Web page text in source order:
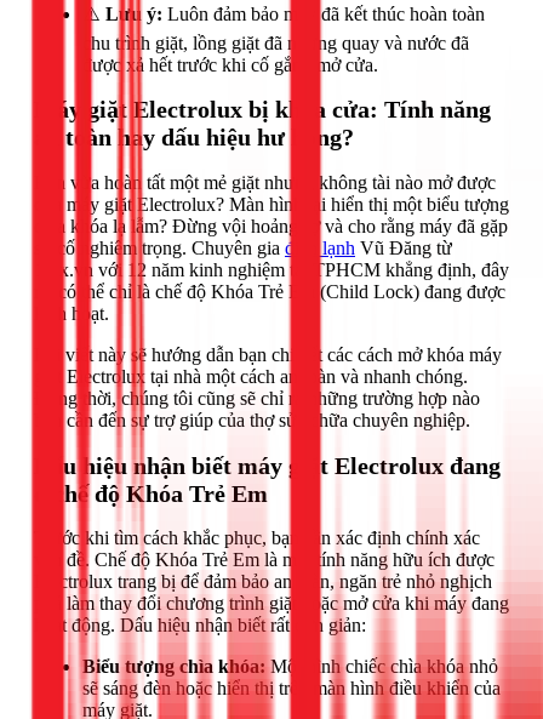
⚠️ Lưu ý: Luôn đảm bảo máy đã kết thúc hoàn toàn
chu trình giặt, lồng giặt đã ngừng quay và nước đã
được xả hết trước khi cố gắng mở cửa.
Máy giặt Electrolux bị khóa cửa: Tính năng
an toàn hay dấu hiệu hư hỏng?
Bạn vừa hoàn tất một mẻ giặt nhưng không tài nào mở được
cửa máy giặt Electrolux? Màn hình lại hiển thị một biểu tượng
chìa khóa lạ lẫm? Đừng vội hoảng sợ và cho rằng máy đã gặp
sự cố nghiêm trọng. Chuyên gia điện lạnh Vũ Đăng từ
1Fix.vn với 12 năm kinh nghiệm tại TPHCM khẳng định, đây
rất có thể chỉ là chế độ Khóa Trẻ Em (Child Lock) đang được
kích hoạt.
Bài viết này sẽ hướng dẫn bạn chi tiết các cách mở khóa máy
giặt Electrolux tại nhà một cách an toàn và nhanh chóng.
Đồng thời, chúng tôi cũng sẽ chỉ ra những trường hợp nào
bạn cần đến sự trợ giúp của thợ sửa chữa chuyên nghiệp.
Dấu hiệu nhận biết máy giặt Electrolux đang
ở chế độ Khóa Trẻ Em
Trước khi tìm cách khắc phục, bạn cần xác định chính xác
vấn đề. Chế độ Khóa Trẻ Em là một tính năng hữu ích được
Electrolux trang bị để đảm bảo an toàn, ngăn trẻ nhỏ nghịch
phá làm thay đổi chương trình giặt hoặc mở cửa khi máy đang
hoạt động. Dấu hiệu nhận biết rất đơn giản:
Biểu tượng chìa khóa: Một hình chiếc chìa khóa nhỏ
sẽ sáng đèn hoặc hiển thị trên màn hình điều khiển của
máy giặt.